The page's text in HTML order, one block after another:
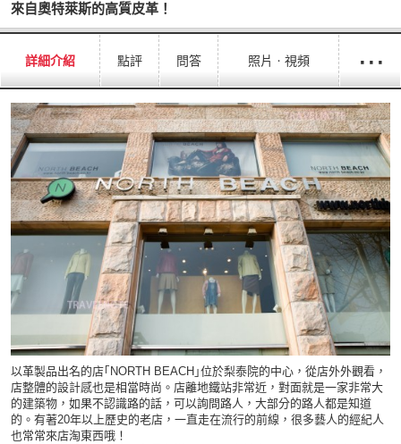
來自奧特萊斯的高質皮革！
詳細介紹 點評 問答 照片ㆍ視頻 ···
以革製品出名的店｢NORTH BEACH｣位於梨泰院的中心，從店外外觀看，
店整體的設計感也是相當時尚。店離地鐵站非常近，對面就是一家非常大
的建築物，如果不認識路的話，可以詢問路人，大部分的路人都是知道
的。有著20年以上歷史的老店，一直走在流行的前線，很多藝人的經紀人
也常常來店淘東西哦！